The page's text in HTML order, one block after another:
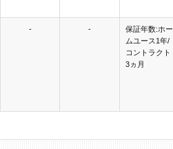
- -
保証年数:ホー
ムユース1年/
コントラクト
3ヵ月